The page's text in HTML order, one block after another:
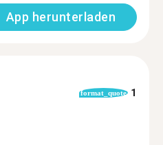
App herunterladen
format_quote 1